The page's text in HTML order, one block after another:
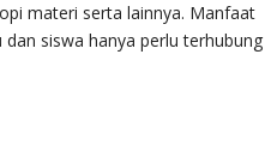
materi serta lainnya. Manfaat
siswa hanya perlu terhubung